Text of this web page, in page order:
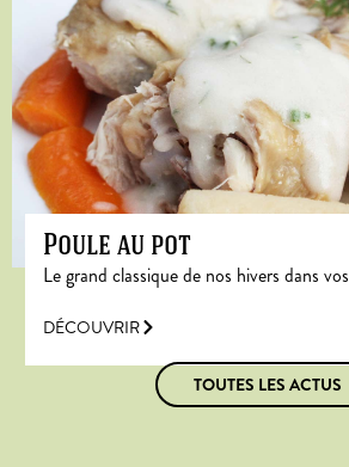
Poule au pot
Le grand classique de nos hivers dans vos
DÉCOUVRIR
TOUTES LES ACTUS